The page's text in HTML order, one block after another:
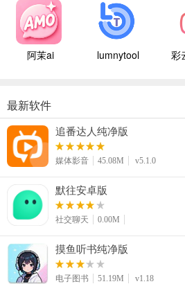
阿茉ai lumnytool
最新软件
追番达人纯净版
媒体影音 45.08M v5.1.0
默往安卓版
社交聊天 0.00M
摸鱼听书纯净版
电子图书 51.19M v1.18